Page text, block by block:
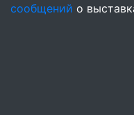
сообщений о